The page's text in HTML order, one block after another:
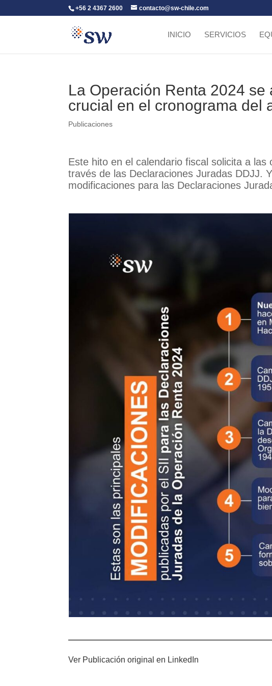
+56 2 4367 2600 contacto@sw-chile.com
INICIO SERVICIOS
La Operación Renta 2024
crucial en el cronograma del
Publicaciones
Este hito en el calendario fiscal solicita a
través de las Declaraciones Juradas DDJJ.
modificaciones para las Declaraciones
Ver Publicación original en LinkedIn